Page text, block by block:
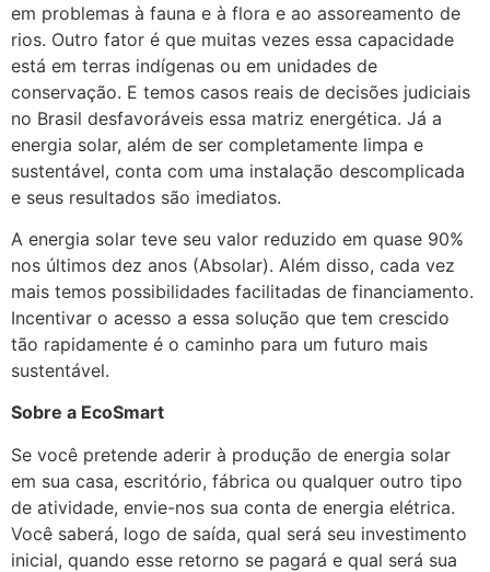
em problemas à fauna e à flora e ao assoreamento de
rios. Outro fator é que muitas vezes essa capacidade
está em terras indígenas ou em unidades de
conservação. E temos casos reais de decisões judiciais
no Brasil desfavoráveis essa matriz energética. Já a
energia solar, além de ser completamente limpa e
sustentável, conta com uma instalação descomplicada
e seus resultados são imediatos.
A energia solar teve seu valor reduzido em quase 90%
nos últimos dez anos (Absolar). Além disso, cada vez
mais temos possibilidades facilitadas de financiamento.
Incentivar o acesso a essa solução que tem crescido
tão rapidamente é o caminho para um futuro mais
sustentável.
Sobre a EcoSmart
Se você pretende aderir à produção de energia solar
em sua casa, escritório, fábrica ou qualquer outro tipo
de atividade, envie-nos sua conta de energia elétrica.
Você saberá, logo de saída, qual será seu investimento
inicial, quando esse retorno se pagará e qual será sua